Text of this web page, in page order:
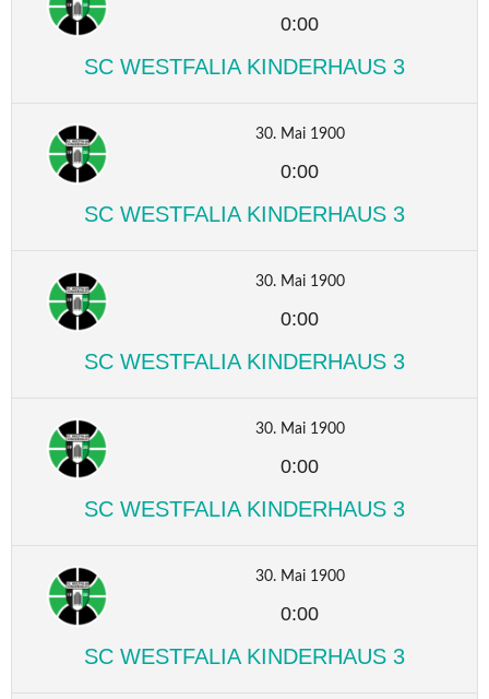
0:00
SC WESTFALIA KINDERHAUS 3
30. Mai 1900
0:00
SC WESTFALIA KINDERHAUS 3
30. Mai 1900
0:00
SC WESTFALIA KINDERHAUS 3
30. Mai 1900
0:00
SC WESTFALIA KINDERHAUS 3
30. Mai 1900
0:00
SC WESTFALIA KINDERHAUS 3